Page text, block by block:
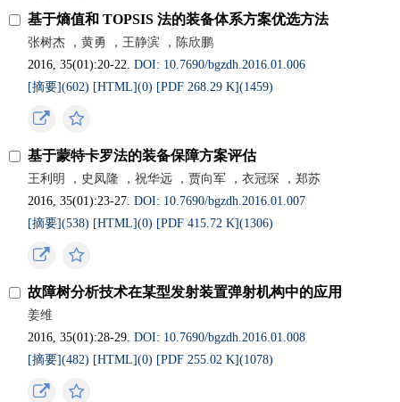
基于熵值和 TOPSIS 法的装备体系方案优选方法
张树杰 ，黄勇 ，王静滨 ，陈欣鹏
2016, 35(01):20-22.DOI: 10.7690/bgzdh.2016.01.006
[摘要](602) [HTML](0) [PDF 268.29 K](1459)
基于蒙特卡罗法的装备保障方案评估
王利明 ，史凤隆 ，祝华远 ，贾向军 ，衣冠琛 ，郑苏
2016, 35(01):23-27.DOI: 10.7690/bgzdh.2016.01.007
[摘要](538) [HTML](0) [PDF 415.72 K](1306)
故障树分析技术在某型发射装置弹射机构中的应用
姜维
2016, 35(01):28-29.DOI: 10.7690/bgzdh.2016.01.008
[摘要](482) [HTML](0) [PDF 255.02 K](1078)